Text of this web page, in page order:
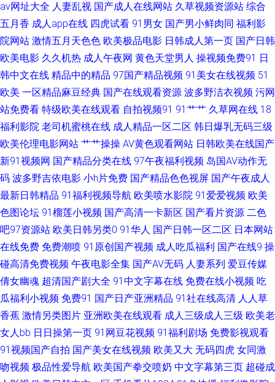
机在线视频 伊人大香蕉91 超碰在线人 九九成人伊人 美女看片 青青草视频国
产 五月丁香色图 在线豆花黑料9 超碰青青草原 韩日屄视频 伦理片大香蕉 亚
洲天堂91 午夜视频97 国产久草免费 日本se情 亚洲AV操逼 99re视频 国产在
线视频 精品伦理 老司机副利院 欧美亚日韩 91色人妻 成人AⅤ色导航 欧美成
黄污网站 美女91视频 传媒A片 深夜黄色A片 成人av五月花 免费观看国产视
频 97中文资源站 岛国A片 激情五月天肏屄 欧美A片免费视频 深夜福利网址
导航 TS伪娘在线 国产精品日韩欧 麻豆乱人伦 青青草好吊色 抖阴一二区 青娱
乐超碰 亚洲A网 91国产精选优质 国产精品伊人久久 欧美亚洲 亚洲综合激 超
碰一本到97 欧美操欧美 日韩免费乱轮网站 97自拍超碰 成人午夜剧场网站 欧
美性生 午夜福利A片 97资源在线视频 蜜桃久热久精品 影音资源AV网站 丁香
综合素人 黄色电影视频网 青青草社区 亚洲超碰自拍 九一看片 欧美日韩色图
av网址大全 人妻乱视 国产成人在线网站 久草视频资源站 综合
五月香 成人app在线 四虎试看 91男女 国产男小鲜肉同 福利影
院网站 激情五月天色色 欧美极品电影 日韩成人第一页 国产日韩
欧美电影 久久机热 成人午夜网 黄色天堂男人 操视频免费91 日
韩中文在线 精品中的精品 97国产精品视频 91美女在线视频 51
欧美 一区精品麻豆经典 国产在线观看资源 波多野洁衣视频 污网
站免费看 特级欧美在线观看 自拍视频91 91艹艹 久草网在线 18
福利影院 老司机蜜桃在线 成人精品一区二区 韩日爆乳无码三级
欧美伦理电影网站 艹艹操操 AV黄色观看网站 日韩欧美在线国产
新91视频网 国产精品分类在线 97午夜福利视频 岛国AV动作无
码 波多野吉依电影 小h片免费 国产精品色色视屏 国产午夜成人
最新日韩精品 91福利视频导航 欧美喷水影院 91爱爱视频 欧美
色图论坛 91榴莲小视频 国产高清一卡新区 国产看片资源 二色
吧97资源站 欧美日韩另类0 91华人 国产日韩一区二区 日本网站
在线免费 免费潮喷 91原创国产视频 成人吃瓜福利 国产在线9 操
碰高清免费视频 午夜电影全集 国产AV无码 人妻系列 爱豆传媒
倩女幽魂 超清国产剧大全 91中文字幕在线 免费在线小视频 吃
瓜福利小视频 免费91 国产日产亚洲精品 91社在线高清 人人草
香蕉 激情另类图片 亚洲欧美在线观看 成人三级成人三级 欧美老
女人bb 日日操第一页 91网豆花视频 91福利剧场 免费影视观看
91视频国产自拍 国产美女在线视频 欧美又大 无码四虎 女同激
吻视频 极品性爱导航 欧美国产拳交喷奶 中文字幕第三页 超碰成